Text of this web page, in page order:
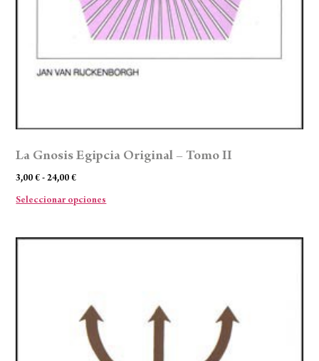
La Gnosis Egipcia Original – Tomo II
3,00€ - 24,00€
Seleccionar opciones